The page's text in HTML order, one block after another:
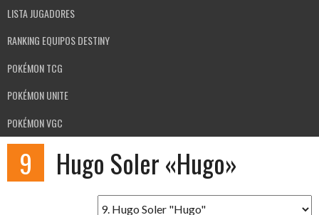
LISTA JUGADORES
RANKING EQUIPOS DESTINY
POKÉMON TCG
POKÉMON UNITE
POKÉMON VGC
9 Hugo Soler «Hugo»